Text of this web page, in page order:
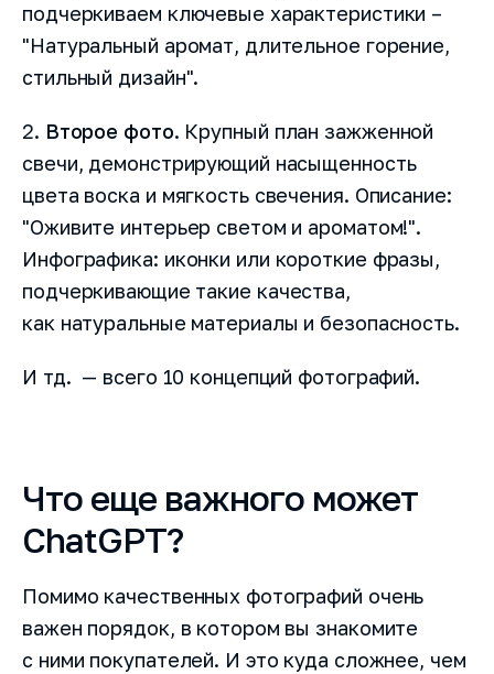
подчеркиваем ключевые характеристики –
"Натуральный аромат, длительное горение,
стильный дизайн".
2. Второе фото. Крупный план зажженной
свечи, демонстрирующий насыщенность
цвета воска и мягкость свечения. Описание:
"Оживите интерьер светом и ароматом!".
Инфографика: иконки или короткие фразы,
подчеркивающие такие качества,
как натуральные материалы и безопасность.
И тд. — всего 10 концепций фотографий.
Что еще важного может
ChatGPT?
Помимо качественных фотографий очень
важен порядок, в котором вы знакомите
с ними покупателей. И это куда сложнее, чем
Заказать демонстрацию
Я прочитал и согласен с условиями Лицензионного договора
Пользовательского соглашенияиПолитики
Быть в курсе новостей и акций (редко и по делу)